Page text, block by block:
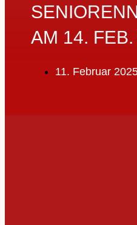
AM 14.
11. Februar